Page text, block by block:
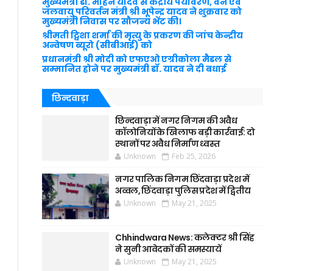
जलवायु परिवर्तन मंत्री श्री भूपेन्द्र यादव ने शुक्रवार को
मुख्यमंत्री निवास पर सौजन्य भेंट की।
श्रीमती ट्विशा शर्मा की मृत्यु के प्रकरण की जांच केन्द्रीय
अन्वेषण ब्यूरो (सीबीआई) को
प्रधानमंत्री श्री मोदी को एफएओ एग्रीकोला मैडल से
सम्मानित होने पर मुख्यमंत्री डॉ. यादव ने दी बधाई
छिन्दवाड़ा
छिन्दवाड़ा में नगर निगम की अवैध
कॉलोनियों के खिलाफ बड़ी कार्रवाई: दो
स्थानों पर अवैध निर्माण ध्वस्त
Unknown Feb 25, 2026
नगर पालिक निगम छिंदवाड़ा प्रदेश में
अव्वल, छिंदवाड़ा पुलिस प्रदेश में द्वितीय
Unknown May 21, 2025
Chhindwara News: कलेक्टर श्री सिंह
ने सुनी आवेदकों की समस्यायें
Unknown May 21, 2025